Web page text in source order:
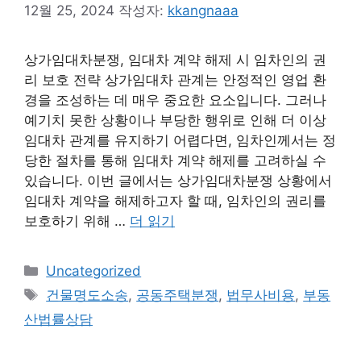
12월 25, 2024 작성자: kkangnaaa
상가임대차분쟁, 임대차 계약 해제 시 임차인의 권
리 보호 전략 상가임대차 관계는 안정적인 영업 환
경을 조성하는 데 매우 중요한 요소입니다. 그러나
예기치 못한 상황이나 부당한 행위로 인해 더 이상
임대차 관계를 유지하기 어렵다면, 임차인께서는 정
당한 절차를 통해 임대차 계약 해제를 고려하실 수
있습니다. 이번 글에서는 상가임대차분쟁 상황에서
임대차 계약을 해제하고자 할 때, 임차인의 권리를
보호하기 위해 … 더 읽기
카
테
리
Uncategorized
태
그
건물명도소송, 공동주택분쟁 , 법무사비용, 부동
산법률상담